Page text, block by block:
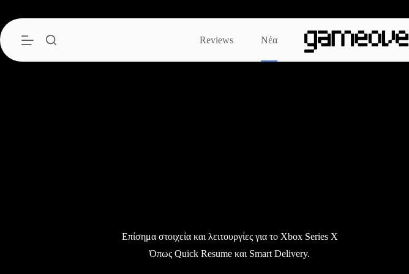
περιεχόμενο
Reviews
Νέα
Επίσημα στοιχεία και λειτουργίες για το Xbox Series X
Όπως Quick Resume και Smart Delivery.